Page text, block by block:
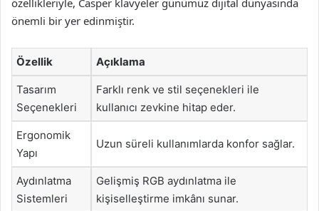
özellikleriyle, Casper klavyeler günümüz dijital dünyasında
önemli bir yer edinmiştir.
Özellik Açıklama
Tasarım
Seçenekleri
Farklı renk ve stil seçenekleri ile
kullanıcı zevkine hitap eder.
Ergonomik
Yapı
Uzun süreli kullanımlarda konfor sağlar.
Aydınlatma
Sistemleri
Gelişmiş RGB aydınlatma ile
kişiselleştirme imkânı sunar.